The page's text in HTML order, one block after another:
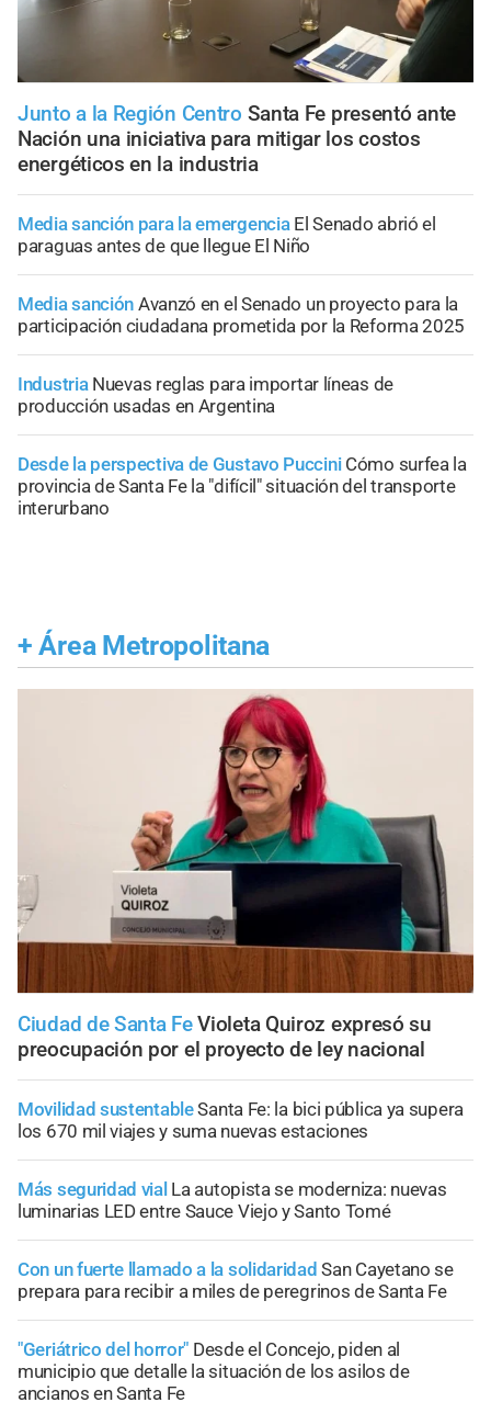
Junto a la Región Centro Santa Fe presentó ante
Nación una iniciativa para mitigar los costos
energéticos en la industria
Media sanción para la emergencia El Senado abrió el
paraguas antes de que llegue El Niño
Media sanción Avanzó en el Senado un proyecto para la
participación ciudadana prometida por la Reforma 2025
Industria Nuevas reglas para importar líneas de
producción usadas en Argentina
Desde la perspectiva de Gustavo Puccini Cómo surfea la
provincia de Santa Fe la "difícil" situación del transporte
interurbano
+ Área Metropolitana
Ciudad de Santa Fe Violeta Quiroz expresó su
preocupación por el proyecto de ley nacional
Movilidad sustentableSanta Fe: la bici pública ya supera
los 670 mil viajes y suma nuevas estaciones
Más seguridad vial La autopista se moderniza: nuevas
luminarias LED entre Sauce Viejo y Santo Tomé
Con un fuerte llamado a la solidaridad San Cayetano se
prepara para recibir a miles de peregrinos de Santa Fe
"Geriátrico del horror" Desde el Concejo, piden al
municipio que detalle la situación de los asilos de
ancianos en Santa Fe